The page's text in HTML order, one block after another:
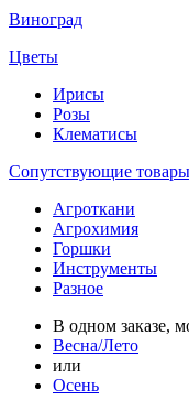
Виноград
Цветы
Ирисы
Розы
Клематисы
Сопутствующие товары
Агроткани
Агрохимия
Горшки
Инструменты
Разное
В одном заказе,
Весна/Лето
или
Осень